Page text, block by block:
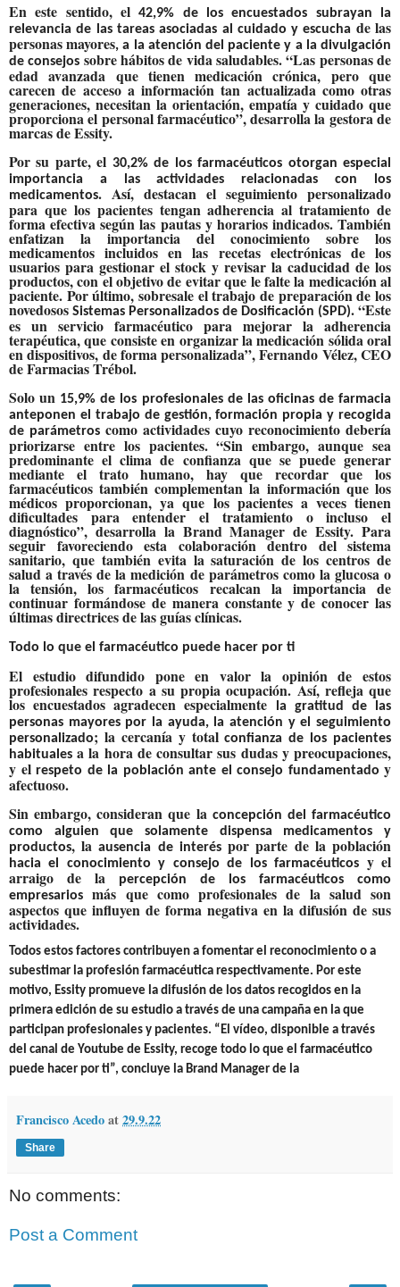
En este sentido, el42,9% de los encuestados subrayan la
relevancia de las tareas asociadas al cuidado y escucha de las
personas mayores, a la atención del paciente y a la divulgación
de consejos sobre hábitos de vida saludables. “Las personas de
edad avanzada que tienen medicación crónica, pero que
carecen de acceso a información tan actualizada como otras
generaciones, necesitan la orientación, empatía y cuidado que
proporciona el personal farmacéutico”, desarrolla la gestora de
marcas de Essity.
Por su parte, el 30,2% de los farmacéuticos otorgan especial
importancia a las actividades relacionadas con los
medicamentos. Así, destacan el seguimiento personalizado
para que los pacientes tengan adherencia al tratamiento de
forma efectiva según las pautas y horarios indicados. También
enfatizan la importancia del conocimiento sobre los
medicamentos incluidos en las recetas electrónicas de los
usuarios para gestionar el stock y revisar la caducidad de los
productos, con el objetivo de evitar que le falte la medicación al
paciente. Por último, sobresale el trabajo de preparación de los
novedosos Sistemas Personalizados de Dosificación (SPD). “Este
es un servicio farmacéutico para mejorar la adherencia
terapéutica, que consiste en organizar la medicación sólida oral
en dispositivos, de forma personalizada”, Fernando Vélez, CEO
de Farmacias Trébol.
Solo un 15,9% de los profesionales de las oficinas de farmacia
anteponen el trabajo de gestión, formación propia y recogida
de parámetros como actividades cuyo reconocimiento debería
priorizarse entre los pacientes. “Sin embargo, aunque sea
predominante el clima de confianza que se puede generar
mediante el trato humano, hay que recordar que los
farmacéuticos también complementan la información que los
médicos proporcionan, ya que los pacientes a veces tienen
dificultades para entender el tratamiento o incluso el
diagnóstico”, desarrolla la Brand Manager de Essity. Para
seguir favoreciendo esta colaboración dentro del sistema
sanitario, que también evita la saturación de los centros de
salud a través de la medición de parámetros como la glucosa o
la tensión, los farmacéuticos recalcan la importancia de
continuar formándose de manera constante y de conocer las
últimas directrices de las guías clínicas.
Todo lo que el farmacéutico puede hacer por ti
El estudio difundido pone en valor la opinión de estos
profesionales respecto a su propia ocupación. Así, refleja que
los encuestados agradecen especialmente
la gratitud de las
personas mayores por la ayuda, la atención y el seguimiento
personalizado; la cercanía y totalconfianza de los pacientes
habituales a la hora de consultar sus dudas y preocupaciones,
y el respeto de la población ante el consejo fundamentado y
afectuoso.
Sin embargo, consideran que la concepción del farmacéutico
como alguien que solamente dispensa medicamentos y
productos, laausencia de interéspor parte de la población
hacia el conocimiento y consejo de los farmacéuticos y el
arraigo de la
percepción de los farmacéuticos como
empresarios
más que como profesionales de la salud son
aspectos que influyen de forma negativa en la difusión de sus
actividades.
Todos estos factores contribuyen a fomentar el reconocimiento o a
subestimar la profesión farmacéutica respectivamente. Por este
motivo, Essity promueve la difusión de los datos recogidos en la
primera edición de su estudio a través de una campaña en la que
participan profesionales y pacientes. “El vídeo, disponible a través
del canal de Youtube de Essity, recoge todo lo que el farmacéutico
puede hacer por ti”, concluye la Brand Manager de la
Francisco Acedoat29.9.22
Share
No comments:
Post a Comment